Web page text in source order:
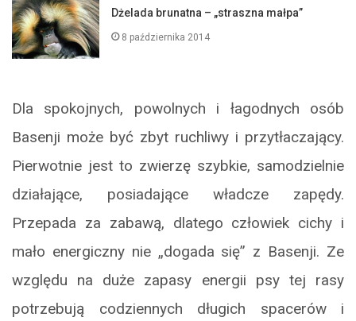
Dżelada brunatna – „straszna małpa”
8 października 2014
Dla spokojnych, powolnych i łagodnych osób
Basenji może być zbyt ruchliwy i przytłaczający.
Pierwotnie jest to zwierzę szybkie, samodzielnie
działające, posiadające władcze zapędy.
Przepada za zabawą, dlatego człowiek cichy i
mało energiczny nie „dogada się” z Basenji. Ze
względu na duże zapasy energii psy tej rasy
potrzebują codziennych długich spacerów i